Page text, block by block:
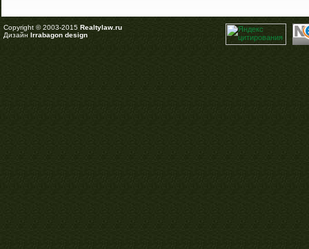
Copyright © 2003-2015 Realtylaw.ru
Дизайн Irrabagon design